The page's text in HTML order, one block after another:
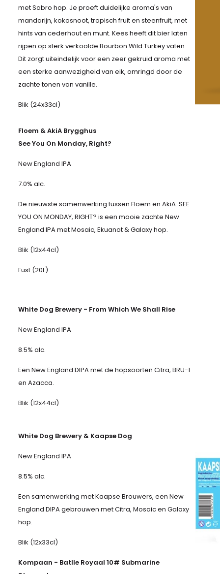
met Sabro hop. Je proeft duidelijke aroma's van
mandarijn, kokosnoot, tropisch fruit en steenfruit, met
hints van cederhout en munt. Kees heeft dit bier laten
rijpen op sterk verkoolde Bourbon Wild Turkey vaten.
Dit zorgt uiteindelijk voor een zeer gekruid aroma met
een sterke aanwezigheid van eik, omringd door de
zachte tonen van vanille.
Blik (24x33cl)
Floem & AkiA Brygghus
See You On Monday, Right?
New England IPA
7.0% alc.
De nieuwste samenwerking tussen Floem en AkiA. SEE
YOU ON MONDAY, RIGHT? is een mooie zachte New
England IPA met Mosaic, Ekuanot & Galaxy hop.
Blik (12x44cl)
Fust (20L)
White Dog Brewery - From Which We Shall Rise
New England IPA
8.5% alc.
Een New England DIPA met de hopsoorten Citra, BRU-1
en Azacca.
Blik (12x44cl)
White Dog Brewery & Kaapse Dog
New England IPA
8.5% alc.
Een samenwerking met Kaapse Brouwers, een New
England DIPA gebrouwen met Citra, Mosaic en Galaxy
hop.
Blik (12x33cl)
Kompaan - Batlle Royaal 10# Submarine